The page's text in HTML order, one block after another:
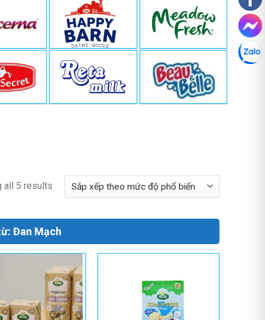
all 5 results
Đan Mạch